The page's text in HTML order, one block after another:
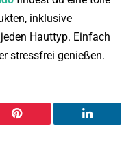
inklusive
Hauttyp. Einfach
stressfrei genießen.
Pinterest LinkedIn